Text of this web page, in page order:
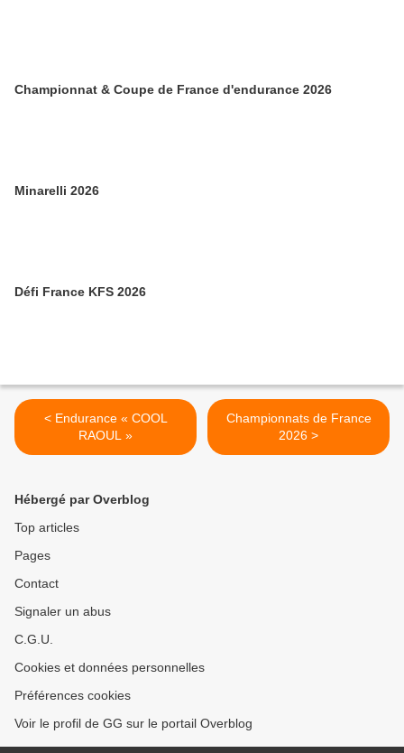
Championnat & Coupe de France d'endurance 2026
Minarelli 2026
Défi France KFS 2026
< Endurance « COOL
RAOUL »
Championnats de France
2026 >
Hébergé par Overblog
Top articles
Pages
Contact
Signaler un abus
C.G.U.
Cookies et données personnelles
Préférences cookies
Voir le profil de GG sur le portail Overblog